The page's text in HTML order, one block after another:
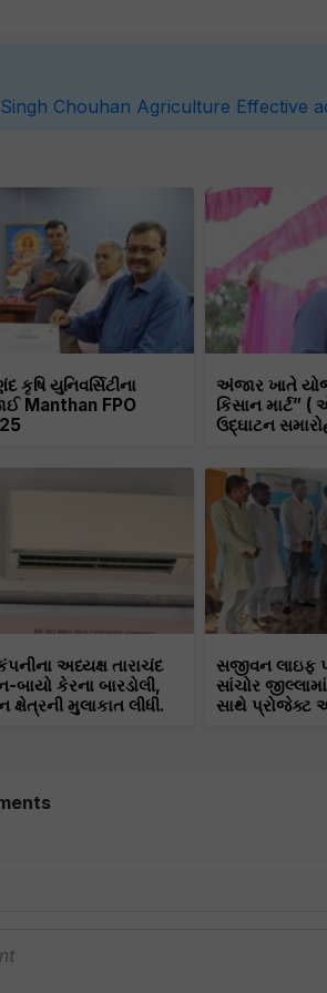
Chouhan Agriculture Effective
યુનિવર્સિટીના
અંજાર ખાતે
કિસાન માર્ટ”
ઉદ્ઘાટન
અધ્યક્ષ તારાચંદ
કેરના બારડોલી,
મુલાકાત લીધી.
સજીવન લાઇફ
સાંચોર
સાથે પ્રોજેક્ટ